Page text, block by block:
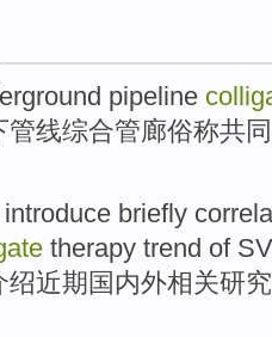
pipeline
管线综合管廊俗称共
introduce briefly
therapy trend of
绍近期 国内外相关研究